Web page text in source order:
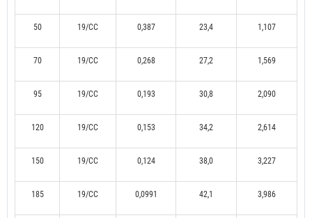
50 19/CC 0,387 23,4 1,107
70 19/CC 0,268 27,2 1,569
95 19/CC 0,193 30,8 2,090
120 19/CC 0,153 34,2 2,614
150 19/CC 0,124 38,0 3,227
185 19/CC 0,0991 42,1 3,986